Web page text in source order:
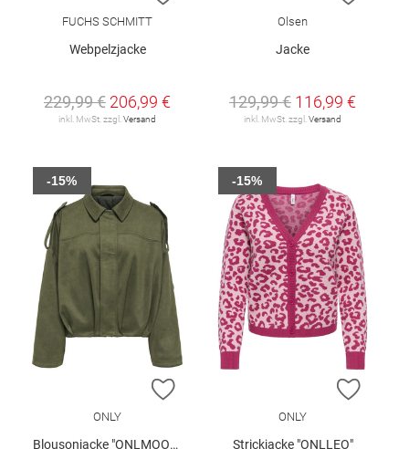
FUCHS SCHMITT
Webpelzjacke
229,99 € 206,99 €
inkl. MwSt. zzgl. Versand
Olsen
Jacke
129,99 € 116,99 €
inkl. MwSt. zzgl. Versand
ZUR WUNSCHLISTE HINZUFÜGEN
ONLY
Blousonjacke "ONLMOON-STINA"
-15%
ZUR
ONLY
Strickjacke "ONLLEO"
-15%